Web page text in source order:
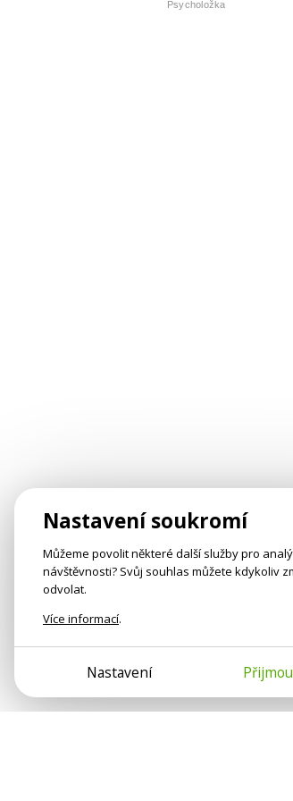
Psycholožka
Nastavení soukromí
Můžeme povolit některé další služby pro
návštěvnosti? Svůj souhlas můžete kdykoliv
odvolat.
Více informací.
Nastavení